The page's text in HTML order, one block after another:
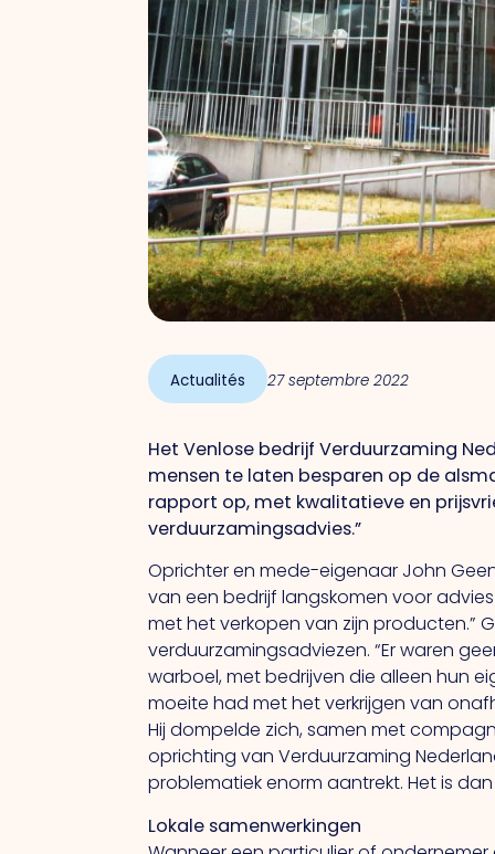
Actualités 27 septembre 2022
Het Venlose bedrijf Verduurzaming
mensen te laten besparen op de
rapport op, met kwalitatieve en
verduurzamingsadvies.”
Oprichter en mede-eigenaar John
van een bedrijf langskomen voor
met het verkopen van zijn producten.”
verduurzamingsadviezen. “Er waren
warboel, met bedrijven die alleen hun
moeite had met het verkrijgen van
Hij dompelde zich, samen met
oprichting van Verduurzaming
problematiek enorm aantrekt. Het is
Lokale samenwerkingen